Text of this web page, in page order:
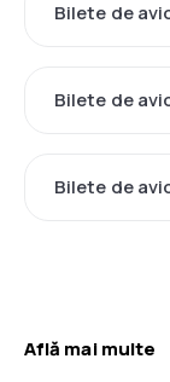
Bilete de
Bilete de
Bilete de
Află mai multe